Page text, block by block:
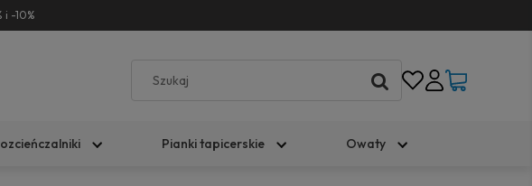
i -10%
Pianki tapicerskie Owaty